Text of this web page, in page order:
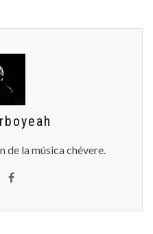
de la música chévere.